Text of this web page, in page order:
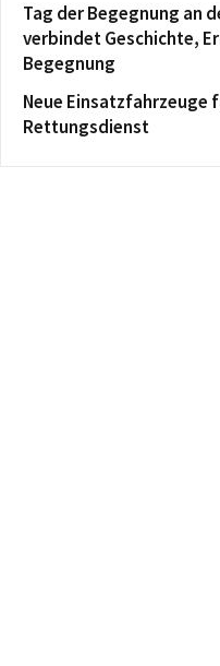
Tag der Begegnung an
verbindet Geschichte,
Begegnung
Neue Einsatzfahrzeuge
Rettungsdienst